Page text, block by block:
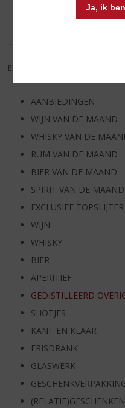
Ja, ik
eigenzinnige smaak
EXCL. BTW
AANBIEDINGEN
WIJN VAN DE MAAND
WHISKY VAN DE
RUM VAN DE MAAND
BIER VAN DE MAAND
SPIRIT VAN DE MAAND
EXCLUSIEF TOPSLIJTER
WIJN
WHISKY
BIER
APERITIEF
GEDISTILLEERD
SHOTJES
KANT EN KLAAR
FRISDRANK
GLASWERK
(RELATIE)GESCHENKEN